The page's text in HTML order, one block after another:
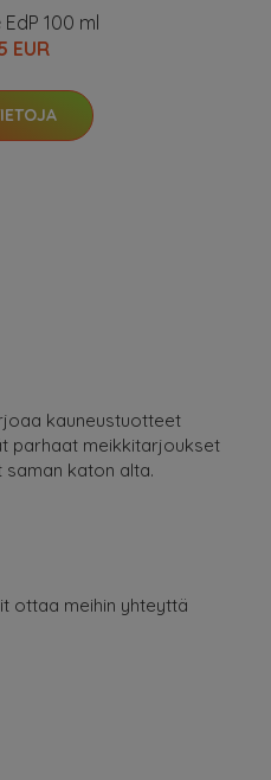
100 ml
EUR
kauneustuotteet
parhaat meikkitarjoukset
katon alta.
ottaa meihin yhteyttä